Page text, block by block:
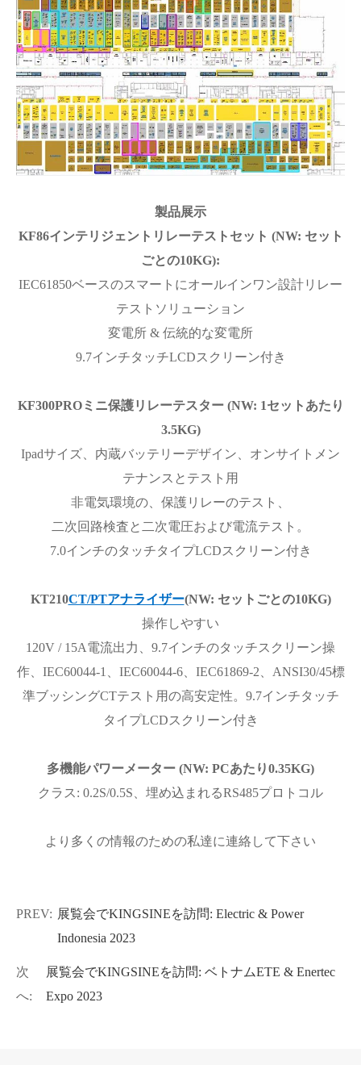
製品展示
KF86インテリジェントリレーテストセット (NW: セット
ごとの10KG):
IEC61850ベースのスマートにオールインワン設計リレー
テストソリューション
変電所 & 伝統的な変電所
9.7インチタッチLCDスクリーン付き
KF300PROミニ保護リレーテスター (NW: 1セットあたり
3.5KG)
Ipadサイズ、内蔵バッテリーデザイン、オンサイトメン
テナンスとテスト用
非電気環境の、保護リレーのテスト、
二次回路検査と二次電圧および電流テスト。
7.0インチのタッチタイプLCDスクリーン付き
KT210CT/PTアナライザー(NW: セットごとの10KG)
操作しやすい
120V / 15A電流出力、9.7インチのタッチスクリーン操
作、IEC60044-1、IEC60044-6、IEC61869-2、ANSI30/45標
準ブッシングCTテスト用の高安定性。9.7インチタッチ
タイプLCDスクリーン付き
多機能パワーメーター (NW: PCあたり0.35KG)
クラス: 0.2S/0.5S、埋め込まれるRS485プロトコル
より多くの情報のための私達に連絡して下さい
PREV: 展覧会でKINGSINEを訪問: Electric & Power
Indonesia 2023
次
へ:
展覧会でKINGSINEを訪問: ベトナムETE & Enertec
Expo 2023